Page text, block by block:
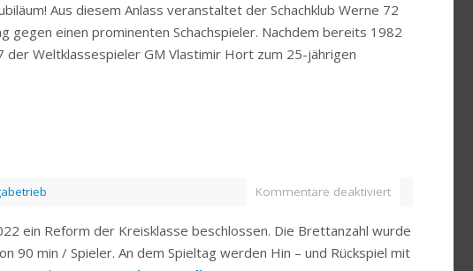
Aus diesem Anlass veranstaltet der Schachklub Werne 72
gegen einen prominenten Schachspieler. Nachdem bereits 1982
Weltklassespieler GM Vlastimir Hort zum 25-jährigen
Kommentare deaktiviert
ein Reform der Kreisklasse beschlossen. Die Brettanzahl wurde
min / Spieler. An dem Spieltag werden Hin – und Rückspiel mit